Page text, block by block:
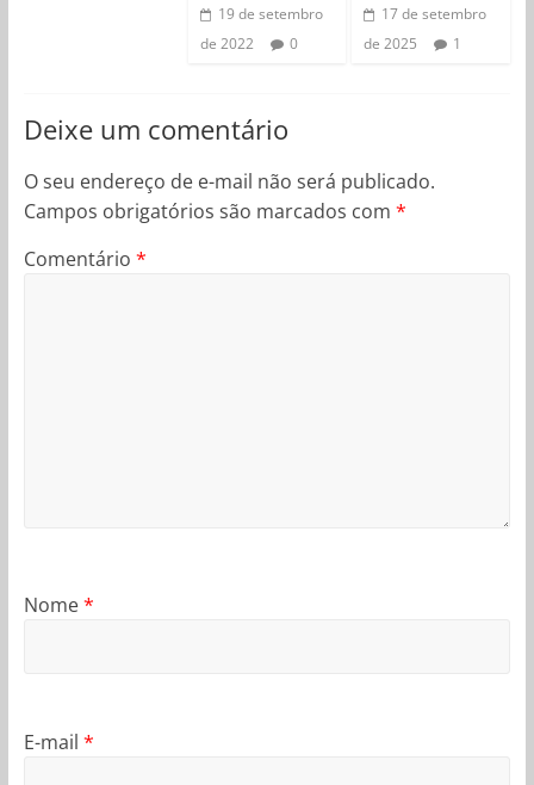
19 de setembro
de 2022
0
17 de setembro
de 2025
1
Deixe um comentário
O seu endereço de e-mail não será publicado.
Campos obrigatórios são marcados com *
Comentário *
Nome*
E-mail *